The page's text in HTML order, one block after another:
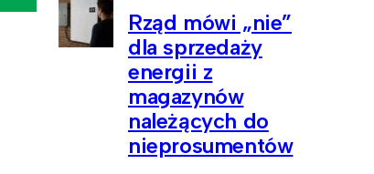
Rząd mówi „nie”
dla sprzedaży
energii z
magazynów
należących do
nieprosumentów